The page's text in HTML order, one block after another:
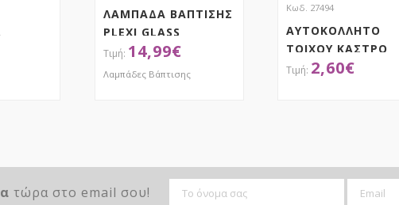
ΛΑΜΠΑΔΑ ΒΑΠΤΙΣΗΣ
PLEXI GLASS
14,99€
Λαμπάδες Βάπτισης
Κωδ. 27494
ΑΥΤΟΚΟΛΛΗΤΟ
ΤΟΙΧΟΥ ΚΑΣΤΡΟ
2,60€
τώρα στο email σου!